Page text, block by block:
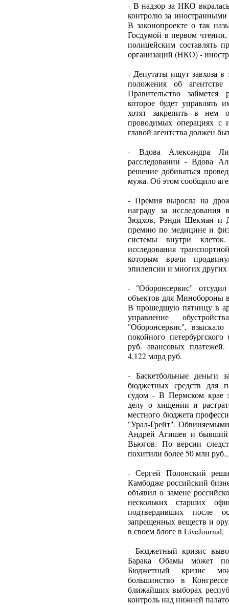
- В надзор за НКО
контролю за
В законопроекте о так
Госдумой в первом чтении,
полицейским составлять
организаций (НКО) -
- Депутаты ищут завхоза в
положения об
Правительство займется
которое будет
хотят закрепить в нем
проводимых операциях с
главой агентства должен
- Вдова Александра
расследовании - Вдова
решение добиваться
мужа. Об этом сообщило
- Премия выросла на
награду за
Зюдхов, Рэнди Шекман и
премию по медицине и
системы внутри
исследования
которым врачи
эпилепсии и многих других
- "Оборонсервис"
объектов для Минобороны
В прошедшую пятницу в
управление
"Оборонсервис",
покойного
руб. авансовых
4,122 млрд руб.
- Баскетбольные деньги
бюджетных средств для
судом - В Пермском крае
делу о хищении и
местного бюджета
"Урал-Грейт".
Андрей Агишев и бывший
Вьюгов. По версии
похитили более 50 млн
- Сергей Полонский
Камбодже российский
объявил о замене
нескольких старших
подтвердивших после
запрещенных веществ и
в своем блоге в LiveJournal.
- Бюджетный кризис
Барака Обамы может
Бюджетный кризис
большинство в
ближайших выборах
контроль над нижней